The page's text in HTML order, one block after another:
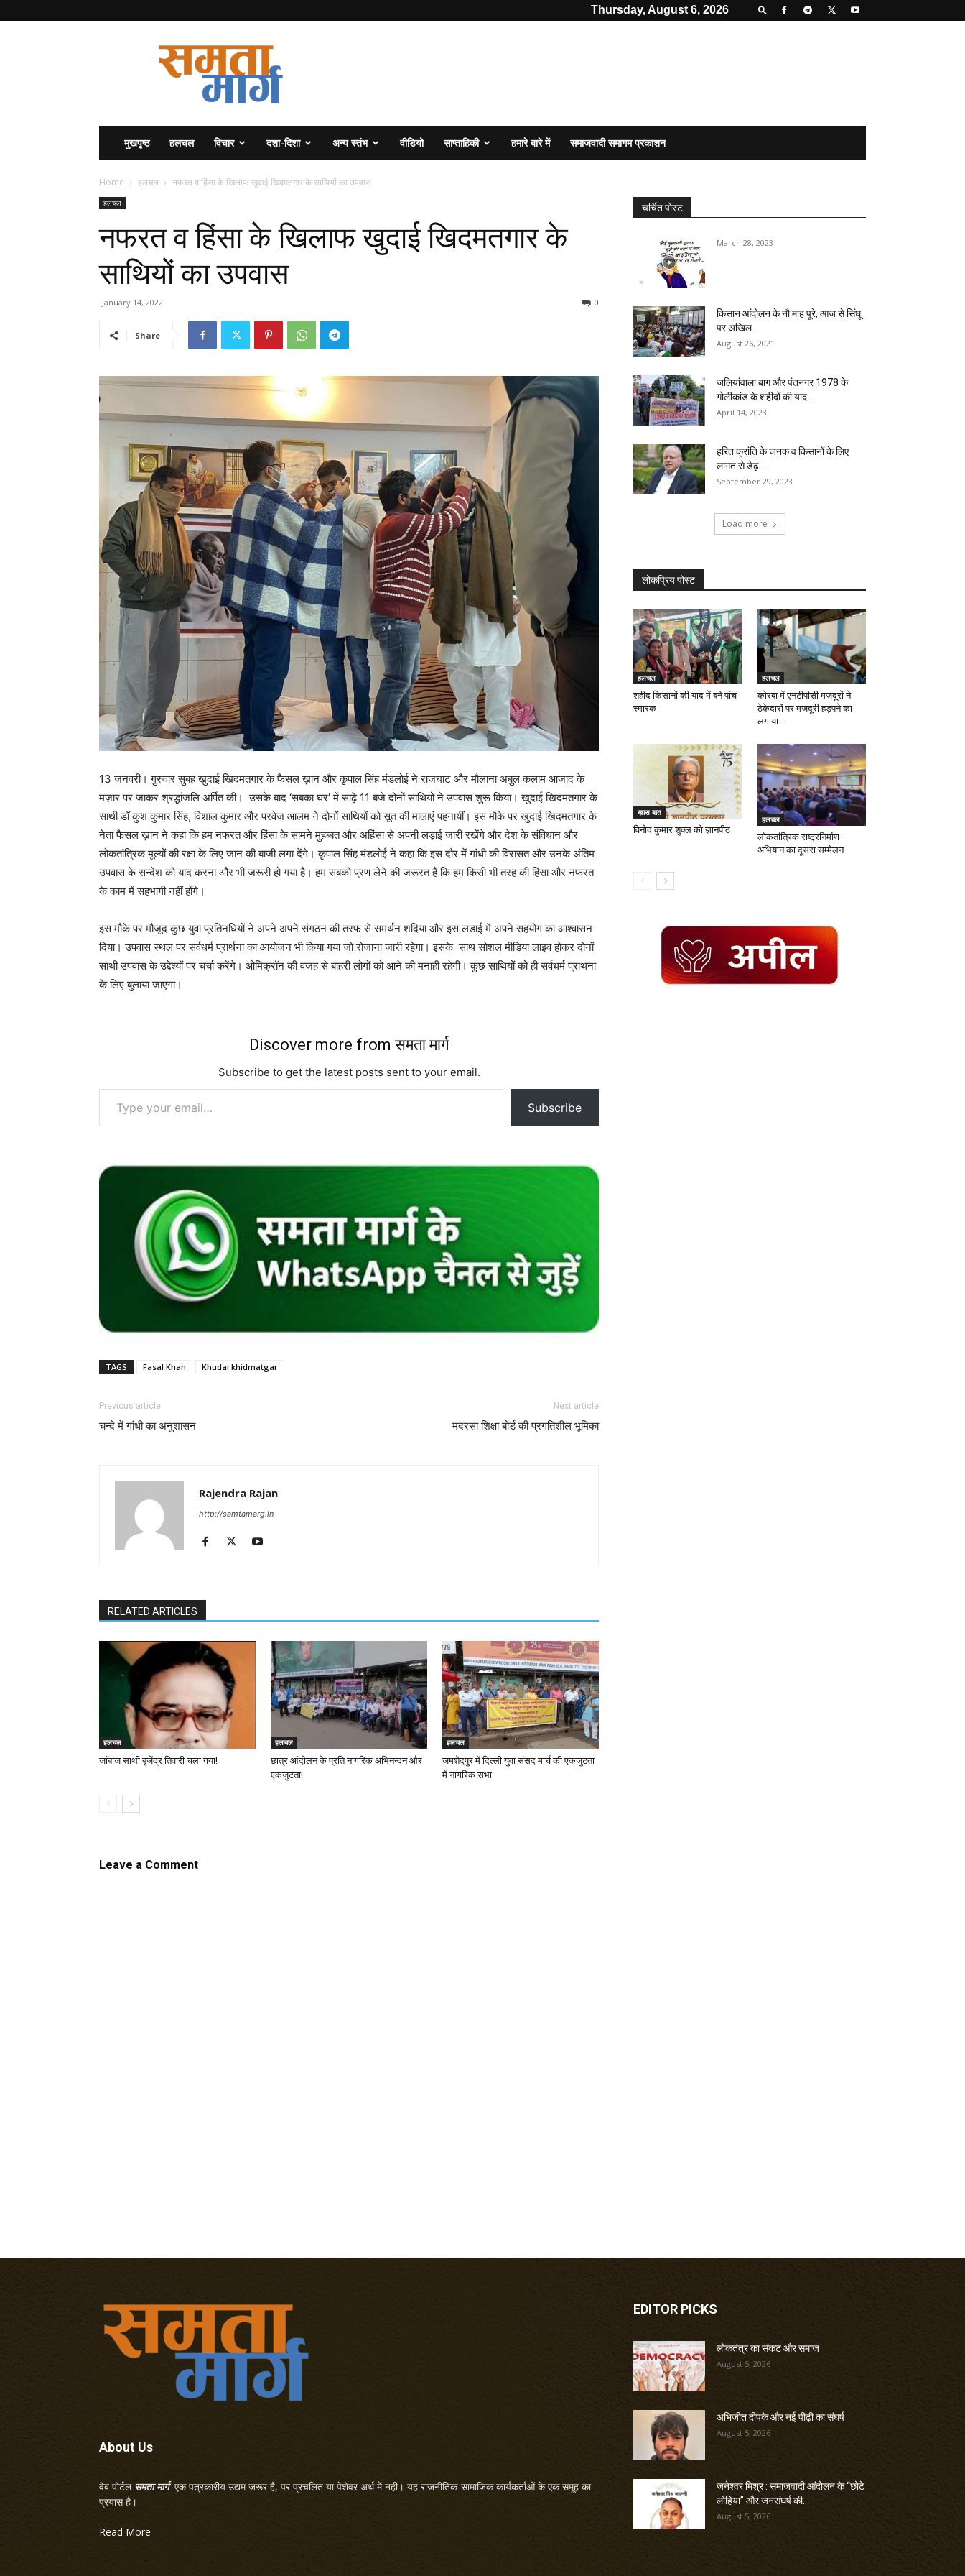
Thursday, August 6, 2026
मुखपृष्ठ हलचल विचार दशा-दिशा अन्य स्तंभ वीडियो साप्ताहिकी हमारे बारे में समाजवादी समागम प्रकाशन
Home हलचल नफरत व हिंसा के खिलाफ खुदाई खिदमतगार के साथियों का उपवास
हलचल
नफरत व हिंसा के खिलाफ खुदाई खिदमतगार के
साथियों का उपवास
January 14, 2022 0
Share
13 जनवरी। गुरुवार सुबह खुदाई खिदमतगार के फैसल ख़ान और कृपाल सिंह मंडलोई ने राजघाट और मौलाना अबुल कलाम आजाद के
मज़ार पर जाकर श्रद्धांजलि अर्पित की। उसके बाद ‘सबका घर’ में साढ़े 11 बजे दोनों साथियो ने उपवास शुरू किया। खुदाई खिदमतगार के
साथी डॉ कुश कुमार सिंह, विशाल कुमार और परवेज आलम ने दोनों साथियों को सूत की मालाएं पहनायीं। इस मौके पर खुदाई खिदमतगार के
नेता फैसल ख़ान ने कहा कि हम नफरत और हिंसा के सामने मुहब्बत और अहिंसा से अपनी लड़ाई जारी रखेंगे और देश के संविधान और
लोकतांत्रिक मूल्यों की रक्षा के लिए जान की बाजी लगा देंगे। कृपाल सिंह मंडलोई ने कहा कि इस दौर में गांधी की विरासत और उनके अंतिम
उपवास के सन्देश को याद करना और भी जरूरी हो गया है। हम सबको प्रण लेने की जरूरत है कि हम किसी भी तरह की हिंसा और नफरत
के काम में सहभागी नहीं होंगे।
इस मौके पर मौजूद कुछ युवा प्रतिनधियों ने अपने अपने संगठन की तरफ से समर्थन शदिया और इस लडाई में अपने सहयोग का आश्वासन
दिया। उपवास स्थल पर सर्वधर्म प्रार्थना का आयोजन भी किया गया जो रोजाना जारी रहेगा। इसके साथ सोशल मीडिया लाइव होकर दोनों
साथी उपवास के उद्देश्यों पर चर्चा करेंगे। ओमिक्रॉन की वजह से बाहरी लोगों को आने की मनाही रहेगी। कुछ साथियों को ही सर्वधर्म प्राथना
के लिए बुलाया जाएगा।
Discover more from समता मार्ग
Subscribe to get the latest posts sent to your email.
Type your email…
Subscribe
TAGS Fasal Khan Khudai khidmatgar
Previous article
चन्दे में गांधी का अनुशासन
Next article
मदरसा शिक्षा बोर्ड की प्रगतिशील भूमिका
Rajendra Rajan
http://samtamarg.in
RELATED ARTICLES
हलचल
जांबाज साथी बृजेंद्र तिवारी चला गया!
हलचल
छात्र आंदोलन के प्रति नागरिक अभिनन्दन और
एकजुटता!
हलचल
जमशेदपुर में दिल्ली युवा संसद मार्च की एकजुटता
में नागरिक सभा
Leave a Comment
चर्चित पोस्ट
March 28, 2023
किसान आंदोलन के नौ माह पूरे, आज से सिंघू
पर अखिल...
August 26, 2021
जलियांवाला बाग और पंतनगर 1978 के
गोलीकांड के शहीदों की याद...
April 14, 2023
हरित क्रांति के जनक व किसानों के लिए
लागत से डेढ़...
September 29, 2023
Load more
लोकप्रिय पोस्ट
हलचल
शहीद किसानों की याद में बने पांच
स्मारक
हलचल
कोरबा में एनटीपीसी मजदूरों ने
ठेकेदारों पर मजदूरी हड़पने का
लगाया...
ख़ास बात
विनोद कुमार शुक्ल को ज्ञानपीठ
हलचल
लोकतांत्रिक राष्ट्रनिर्माण
अभियान का दूसरा सम्मेलन
About Us
वेब पोर्टल समता मार्गएक पत्रकारीय उद्यम जरूर है, पर प्रचलित या पेशेवर अर्थ में नहीं। यह राजनीतिक-सामाजिक कार्यकर्ताओं के एक समूह का
प्रयास है।
Read More
EDITOR PICKS
लोकतंत्र का संकट और समाज
August 5, 2026
अभिजीत दीपके और नई पीढ़ी का संघर्ष
August 5, 2026
जनेश्वर मिश्र : समाजवादी आंदोलन के “छोटे
लोहिया” और जनसंघर्ष की...
August 5, 2026